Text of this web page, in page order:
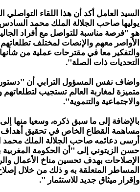
السيد العامل أكد أن هذا اللقاء التواصلي
يوليها صاحب الجلالة الملك محمد السادس
هو "فرصة مناسبة للتواصل مع أفراد
الأواصر معهم والإنصات لمختلف تطلعاتهم
والتفكير معا في مقترحات عملية من
التحديات ذات الصلة".
متميزة لمغاربة العالم تستجيب
والاجتماعية والتنموية".
بالإضافة إلى ما سبق ذكره، وسعيا منها
مساهمة القطاع الخاص في تحقيق أهداف
أرسى دعائمه صاحب الجلالة الملك محمد
حسن الزيتوني إلى "أن الحكومة
الإصلاحات بهدف تحسين مناخ الأعمال
المساطر المتعلقة به و ذلك من خلال إصلاح
وإقرار ميثاق جديد للاستثمار ".